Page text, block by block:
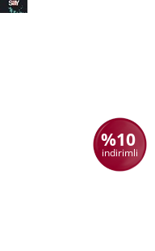
%10
indirimli